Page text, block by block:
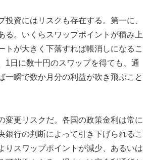
投資にはリスクも存在する。第一に、
る。いくらスワップポイントが積み上
トが大きく下落すれば帳消しになるこ
1日に数十円のスワップを得ても、通
一瞬で数か月分の利益が吹き飛ぶこと
変更リスクだ。各国の政策金利は常に
銀行の判断によって引き下げられるこ
りスワップポイントが減少、あるいは